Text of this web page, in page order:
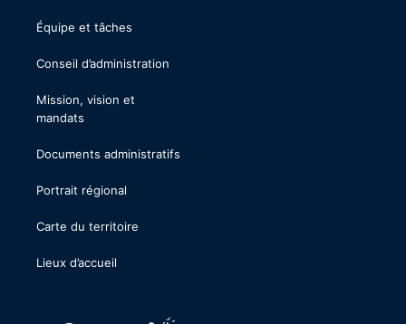
Équipe et tâches
Conseil d’administration
Mission, vision et
mandats
Documents administratifs
Portrait régional
Carte du territoire
Lieux d’accueil